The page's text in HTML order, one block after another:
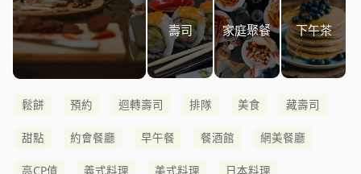
壽司 家庭聚餐 下午茶
鬆餅 預約 迴轉壽司 排隊 美食 藏壽司
甜點 約會餐廳 早午餐 餐酒館 網美餐廳
高CP值 義式料理 美式料理 日本料理